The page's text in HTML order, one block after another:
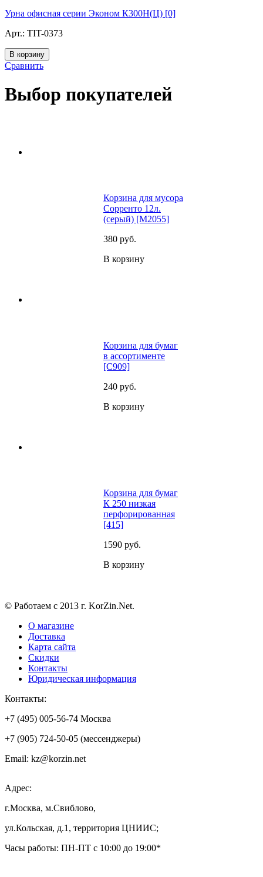
Урна офисная серии Эконом К300Н(Ц) [0]
Арт.: TIT-0373
Сравнить
Выбор покупателей
Корзина для мусора
Сорренто 12л.
(серый) [M2055]
380 руб.
В корзину
Корзина для бумаг
в ассортименте
[C909]
240 руб.
В корзину
Корзина для бумаг
К 250 низкая
перфорированная
[415]
1590 руб.
В корзину
© Работаем с 2013 г. KorZin.Net.
О магазине
Доставка
Карта сайта
Скидки
Контакты
Юридическая информация
Контакты:
+7 (495) 005-56-74 Москва
+7 (905) 724-50-05 (мессенджеры)
Email: kz@korzin.net
Адрес:
г.Москва, м.Свиблово,
ул.Кольская, д.1, территория ЦНИИС;
Часы работы: ПН-ПТ с 10:00 до 19:00*